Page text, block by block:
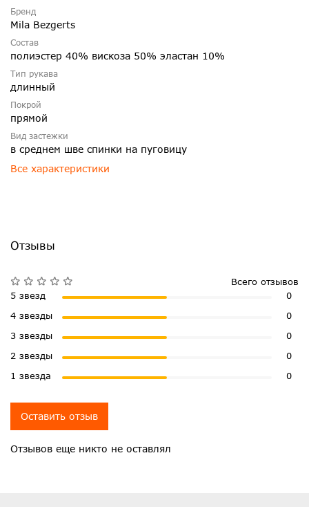
Бренд
Mila Bezgerts
Состав
полиэстер 40% вискоза 50% эластан 10%
Тип рукава
длинный
Покрой
прямой
Вид застежки
в среднем шве спинки на пуговицу
Все характеристики
Отзывы
Отзывов еще никто не оставлял
Всего отзывов
5 звезд
0
4 звезды
0
3 звезды
0
2 звезды
0
1 звезда
0
Оставить отзыв